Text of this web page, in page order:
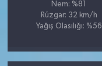
Nem: %81
Rüzgar: 32 km/h
Yağış Olasılığı: %56